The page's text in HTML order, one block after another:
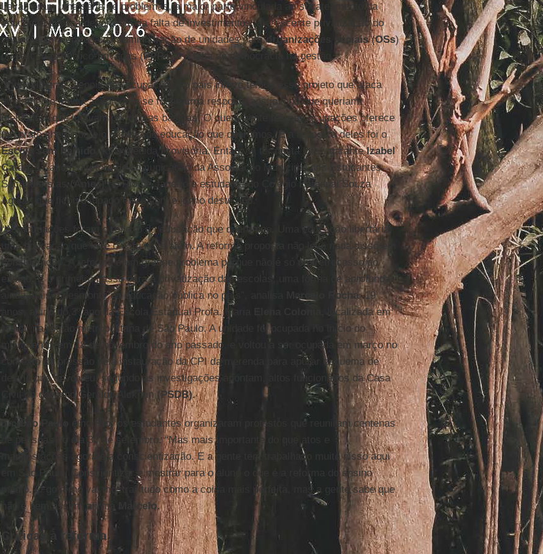
Levantaram uma série de problemas, a maior parte vinculada ao sucateamento da
educação pública decorrente da falta de investimentos, à crescente privatização do
ensino com a entrega da administração de unidades paraorganizações sociais(OSs)
ou parcerias público-privadas (PPPs) e à falta de democracia na gestão.
“Incrivelmente, depois das ocupações no país inteiro temos esse projeto que ataca
diretamente a educação como se fosse uma resposta aos jovens que queriam
melhorias, que lutavam por coisas básicas. O que a gente fez nas ocupações oferece
um prato cheio sobre o modelo de educação que queremos. E a resposta deles foi o
Escola sem Partido
, foi a Medida Provisória. Então vai ter muita luta”, garanteIzabel
Catão, 17 anos, diretora de comunicação da Associação Municipal dos Estudantes
Secundaristas (Ames) no Rio de Janeiro e estudante do Colégio Estadual Souza
Aguiar, que ficou ocupado entre abril e junho deste ano.
“As ocupações foram o reflexo da educação que queremos. Uma educação libertária,
uma educação que leve o estudante além. A reforma proposta não leva nada disso em
consideração. A reforma é um grande problema porque não é só um retrocesso no
ensino. É o primeiro passo para a privatização das escolas, uma forma de aprofundar
ainda mais o desmonte da educação pública no país”, analisa
Marcelo Rocha, 19
anos, aluno do 3º ano da Escola Estadual Profa. Maria
localizada em
Mauá, na região metropolitana de São Paulo. A unidade foi ocupada no início do
movimento, em 18 de novembro do ano passado, e voltou a ser ocupada em março no
contexto da pressão pela instauração da CPI da merenda para apurar esquema de
desvio que envolveu, segundo as investigações apontam, altos funcionários da Casa
Civil do governo Geraldo Alckmin (PSDB).
EmSão Paulo e no Rio , os estudantes organizaram protestos que reuniram centenas
de pessoas no dia 30 de setembro. “Mas mais importante do que atos e
manifestações agora é a conscientização. E a gente tem trabalhado muito nisso aqui
em São Paulo. Conscientizar e mostrar para o aluno o que é a reforma do ensino
médio. O governo vai mostrar tudo como a coisa mais perfeita, mas a gente sabe que
não é bem assim” afirma
Marcelo.
Críticas à reforma